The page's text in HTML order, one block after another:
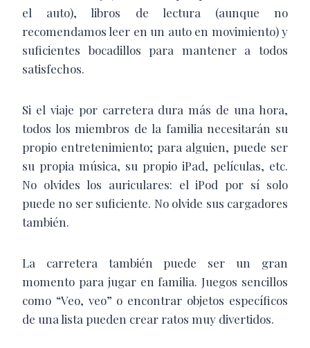
el auto), libros de lectura (aunque no
recomendamos leer en un auto en movimiento) y
suficientes bocadillos para mantener a todos
satisfechos.
Si el viaje por carretera dura más de una hora,
todos los miembros de la familia necesitarán su
propio entretenimiento; para alguien, puede ser
su propia música, su propio iPad, películas, etc.
No olvides los auriculares: el iPod por sí solo
puede no ser suficiente. No olvide sus cargadores
también.
La carretera también puede ser un gran
momento para jugar en familia. Juegos sencillos
como “Veo, veo” o encontrar objetos específicos
de una lista pueden crear ratos muy divertidos.